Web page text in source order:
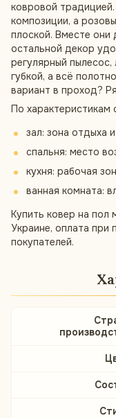
ковровой
композиции, а
плоской. Вместе они
остальной декор
регулярный
губкой, а всё
вариант в проход?
По характеристикам
зал: зона отдыха
спальня: место
кухня: рабочая
ванная комната:
Купить ковер на пол
Украине, оплата при
покупателей.